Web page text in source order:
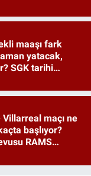
maaşı fark
yatacak,
SGK tarihi
maçı ne
başlıyor?
RAMS